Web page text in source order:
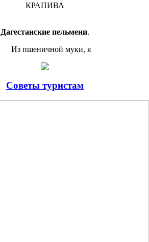
КРАПИВА
Дагестанские пельмени.
Из пшеничной муки, я
Советы туристам